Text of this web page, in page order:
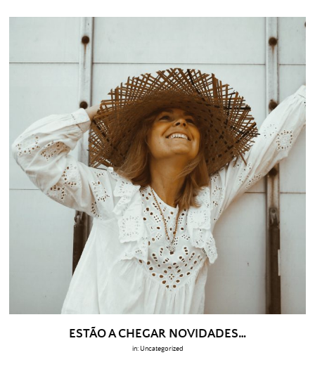
ESTÃO A CHEGAR NOVIDADES…
in: Uncategorized